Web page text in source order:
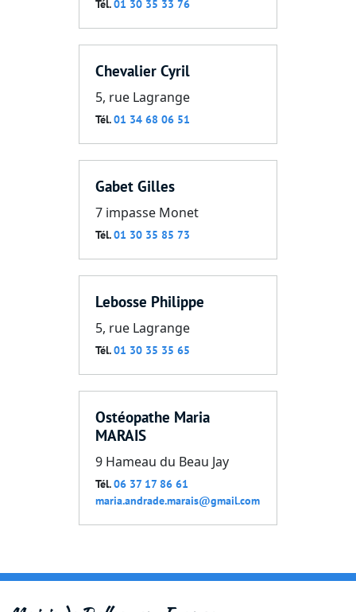
Tél.01 30 35 33 76
Chevalier Cyril
5, rue Lagrange
Tél.01 34 68 06 51
Gabet Gilles
7 impasse Monet
Tél.01 30 35 85 73
Lebosse Philippe
5, rue Lagrange
Tél.01 30 35 35 65
Ostéopathe Maria
MARAIS
9 Hameau du Beau Jay
Tél.06 37 17 86 61
maria.andrade.marais@gmail.com